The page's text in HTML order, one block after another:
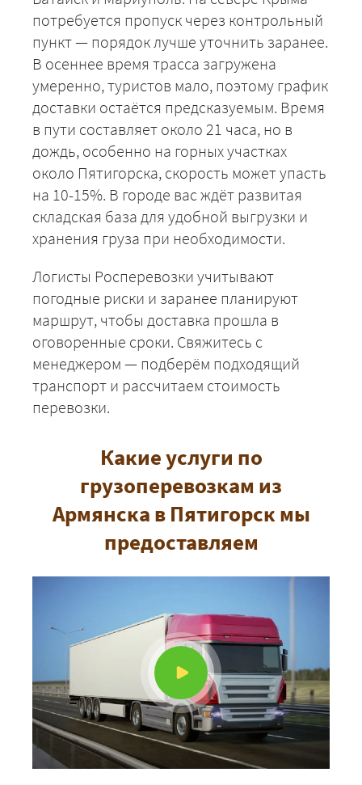
потребуется пропуск через контрольный
пункт — порядок лучше уточнить заранее.
В осеннее время трасса загружена
умеренно, туристов мало, поэтому график
доставки остаётся предсказуемым. Время
в пути составляет около 21 часа, но в
дождь, особенно на горных участках
около Пятигорска, скорость может упасть
на 10-15%. В городе вас ждёт развитая
складская база для удобной выгрузки и
хранения груза при необходимости.
Логисты Росперевозки учитывают
погодные риски и заранее планируют
маршрут, чтобы доставка прошла в
оговоренные сроки. Свяжитесь с
менеджером — подберём подходящий
транспорт и рассчитаем стоимость
перевозки.
Какие услуги по
грузоперевозкам из
Армянска в Пятигорск мы
предоставляем
+7 (499) 520-05-23